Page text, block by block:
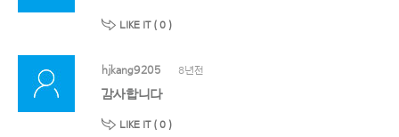
LIKE IT ( 0 )
hjkang9205 8년전
감사합니다
LIKE IT ( 0 )